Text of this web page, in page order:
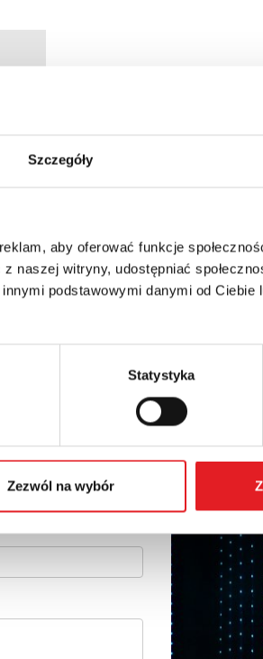
Szczegóły
aby oferować funkcje
naszej witryny, udostępniać
podstawowymi danymi od Ciebie
Statystyka
Zezwól na wybór